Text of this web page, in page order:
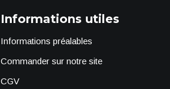
Informations utiles
Informations préalables
Commander sur notre site
CGV